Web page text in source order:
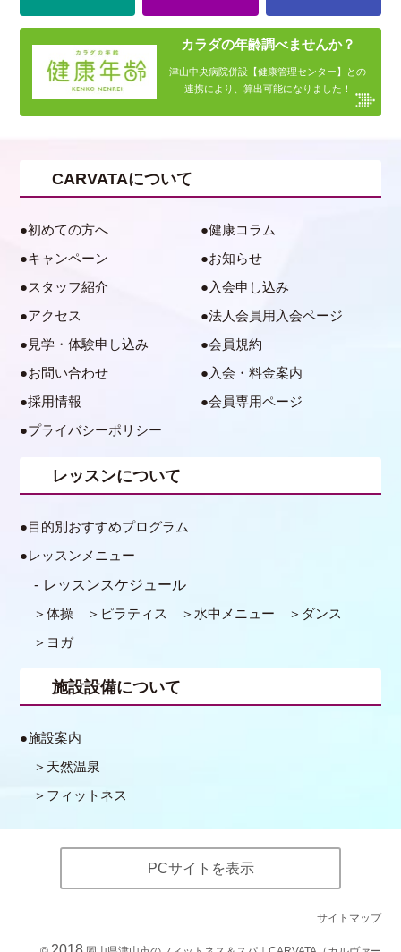
カラダの年齢調べませんか？
津山中央病院併設【健康管理センター】との
連携により、算出可能になりました！
CARVATAについて
初めての方へ
健康コラム
キャンペーン
お知らせ
スタッフ紹介
入会申し込み
アクセス
法人会員用入会ページ
見学・体験申し込み
会員規約
お問い合わせ
入会・料金案内
採用情報
会員専用ページ
プライバシーポリシー
レッスンについて
目的別おすすめプログラム
レッスンメニュー
レッスンスケジュール
体操 ピラティス 水中メニュー
ダンス
ヨガ
施設設備について
施設案内
天然温泉
フィットネス
PCサイトを表示
サイトマップ